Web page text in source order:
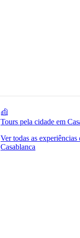
Tours pela cidade em
Ver todas as experiências
Casablanca